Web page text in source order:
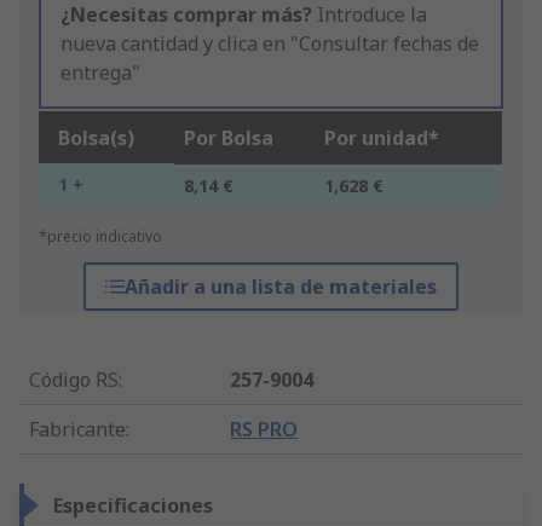
¿Necesitas comprar más? Introduce la
nueva cantidad y clica en "Consultar fechas de
entrega"
Bolsa(s) Por Bolsa Por unidad*
1 + 8,14 € 1,628 €
*precio indicativo
Añadir a una lista de materiales
Código RS:
257-9004
Fabricante: RS PRO
Especificaciones